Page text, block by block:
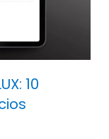
10